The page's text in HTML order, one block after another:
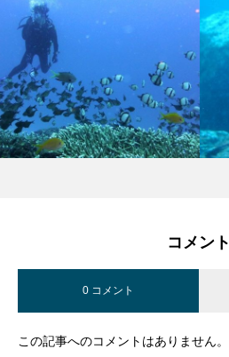
コメント
0 コメント
この記事へのコメントはありません。